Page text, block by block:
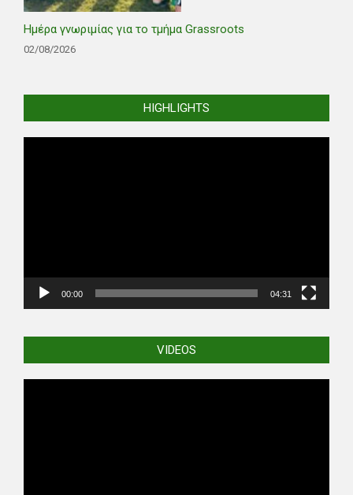
Ημέρα γνωριμίας για το τμήμα Grassroots
02/08/2026
HIGHLIGHTS
00:00 04:31
VIDEOS